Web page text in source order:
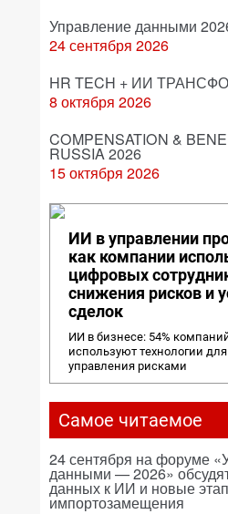
Управление данными
24 сентября 2026
HR TECH + ИИ
8 октября 2026
COMPENSATION &
RUSSIA 2026
15 октября 2026
ИИ в управлении
как компании
цифровых
снижения рисков и
сделок
ИИ в бизнесе: 54%
используют технологии для
управления рисками
Самое читаемое
24 сентября на форуме
данными — 2026»
данных к ИИ и новые
импортозамещения